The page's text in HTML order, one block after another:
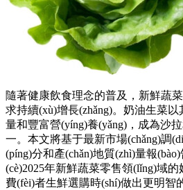
隨著健康飲食理念的普及，新鮮蔬
求持續(xù)增長(zhǎng)。奶油生菜
量和豐富營(yíng)養(yǎng)，成為沙
一。本文將基于最新市場(chǎng)調
(píng)分和產(chǎn)地質(zhì)量報
(cè)2025年新鮮蔬菜零售領(lǐng)域
費(fèi)者生鮮選購時(shí)做出更明智